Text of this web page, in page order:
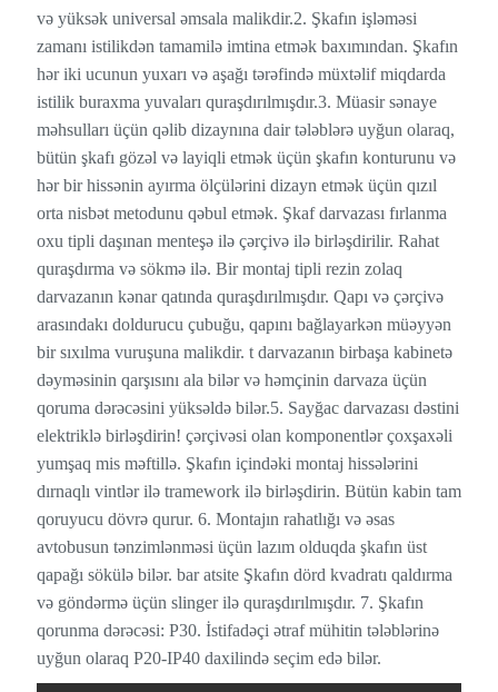
və yüksək universal əmsala malikdir.2. Şkafın işləməsi
zamanı istilikdən tamamilə imtina etmək baxımından. Şkafın
hər iki ucunun yuxarı və aşağı tərəfində müxtəlif miqdarda
istilik buraxma yuvaları quraşdırılmışdır.3. Müasir sənaye
məhsulları üçün qəlib dizaynına dair tələblərə uyğun olaraq,
bütün şkafı gözəl və layiqli etmək üçün şkafın konturunu və
hər bir hissənin ayırma ölçülərini dizayn etmək üçün qızıl
orta nisbət metodunu qəbul etmək. Şkaf darvazası fırlanma
oxu tipli daşınan menteşə ilə çərçivə ilə birləşdirilir. Rahat
quraşdırma və sökmə ilə. Bir montaj tipli rezin zolaq
darvazanın kənar qatında quraşdırılmışdır. Qapı və çərçivə
arasındakı doldurucu çubuğu, qapını bağlayarkən müəyyən
bir sıxılma vuruşuna malikdir. t darvazanın birbaşa kabinetə
dəyməsinin qarşısını ala bilər və həmçinin darvaza üçün
qoruma dərəcəsini yüksəldə bilər.5. Sayğac darvazası dəstini
elektriklə birləşdirin! çərçivəsi olan komponentlər çoxşaxəli
yumşaq mis məftillə. Şkafın içindəki montaj hissələrini
dırnaqlı vintlər ilə tramework ilə birləşdirin. Bütün kabin tam
qoruyucu dövrə qurur. 6. Montajın rahatlığı və əsas
avtobusun tənzimlənməsi üçün lazım olduqda şkafın üst
qapağı sökülə bilər. bar atsite Şkafın dörd kvadratı qaldırma
və göndərmə üçün slinger ilə quraşdırılmışdır. 7. Şkafın
qorunma dərəcəsi: P30. İstifadəçi ətraf mühitin tələblərinə
uyğun olaraq P20-IP40 daxilində seçim edə bilər.